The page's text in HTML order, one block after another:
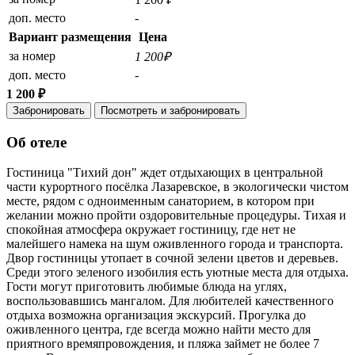
доп. место
-
Вариант размещения Цена
за номер
1 200₽
доп. место
-
1 200 ₽
Забронировать Посмотреть и забронировать
Об отеле
Гостиница "Тихий дон" ждет отдыхающих в центральной
части курортного посёлка Лазаревское, в экологически чистом
месте, рядом с одноименным санаторием, в котором при
желании можно пройти оздоровительные процедуры. Тихая и
спокойная атмосфера окружает гостиницу, где нет не
малейшего намека на шум оживленного города и транспорта.
Двор гостиницы утопает в сочной зелени цветов и деревьев.
Среди этого зеленого изобилия есть уютные места для отдыха.
Гости могут приготовить любимые блюда на углях,
воспользовавшись мангалом. Для любителей качественного
отдыха возможна организация экскурсий. Прогулка до
оживленного центра, где всегда можно найти место для
приятного времяпровождения, и пляжа займет не более 7